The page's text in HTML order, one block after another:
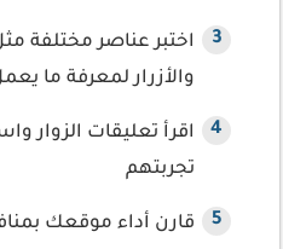
اختبر عناصر مختلفة
والأزرار لمعرفة ما
اقرأ تعليقات الزوار
تجربتهم
قارن أداء موقعك